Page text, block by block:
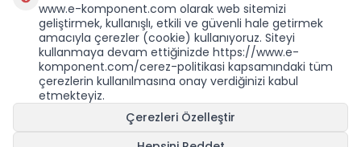
KDV Dahil Birim Fiyat
Ekom Elk. Elektronik San. ve Tic. A.Ş.'nin Tescilli Bir Markasıdır
www.e-komponent.com olarak web sitemizi
geliştirmek, kullanışlı, etkili ve güvenli hale getirmek
amacıyla çerezler (cookie) kullanıyoruz. Siteyi
kullanmaya devam ettiğinizde https://www.e-
komponent.com/cerez-politikasi kapsamındaki tüm
çerezlerin kullanılmasına onay verdiğinizi kabul
etmekteyiz.
Çerezleri Özelleştir